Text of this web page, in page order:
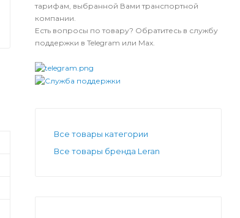
тарифам, выбранной Вами транспортной
компании.
Есть вопросы по товару? Обратитесь в службу
поддержки в Telegram или Max.
Все товары категории
Все товары бренда Leran